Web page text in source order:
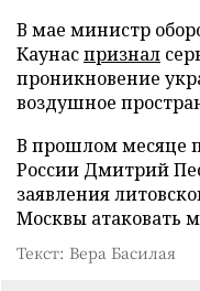
В мае министр
Каунаспризнал
проникновение
воздушное
В прошлом месяце
России Дмитрий
заявления
Москвы атаковать
Текст: Вера Басилая